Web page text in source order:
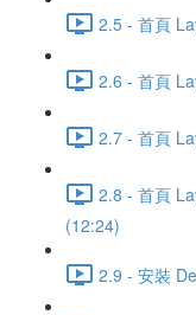
2.5 - 首頁
2.6 - 首頁
2.7 - 首頁
2.8 - 首頁
(12:24)
2.9 - 安裝